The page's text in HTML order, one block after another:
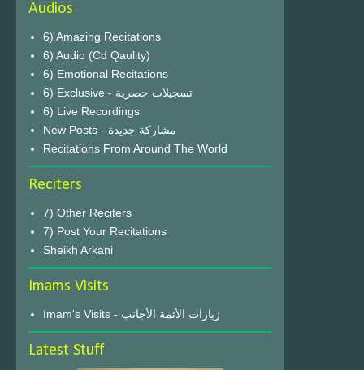
Audios
6) Amazing Recitations
6) Audio (Cd Qaulity)
6) Emotional Recitations
6) Exclusive - تسجيلات حصرية
6) Live Recordings
New Posts - مشاركة جديدة
Recitations From Around The World
Reciters
7) Other Reciters
7) Post Your Recitations
Sheikh Arkani
Imams Visits
Imam's Visits - زيارات الأئمة الأجانب
Latest Stuff